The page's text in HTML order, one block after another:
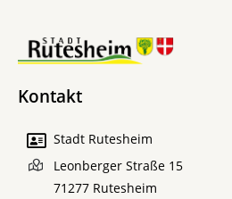
Kontakt
Stadt Rutesheim
Leonberger Straße 15
71277 Rutesheim